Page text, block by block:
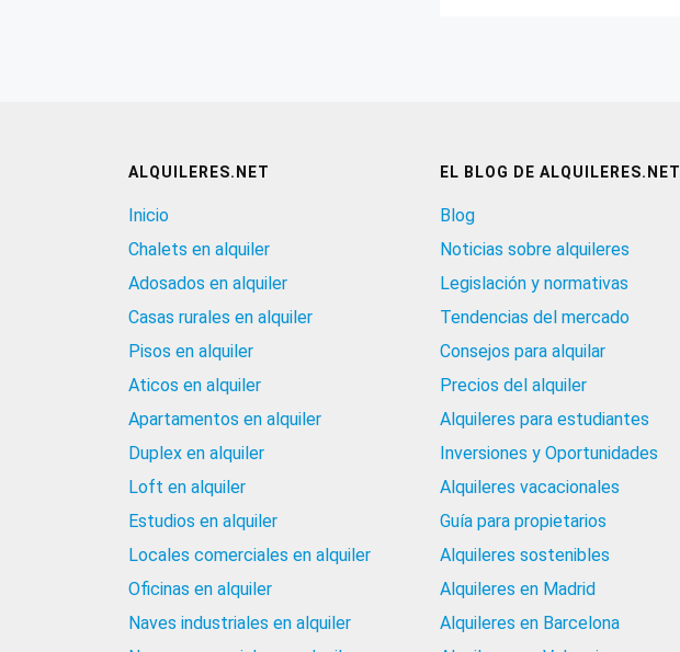
ALQUILERES.NET
Inicio
Chalets en alquiler
Adosados en alquiler
Casas rurales en alquiler
Pisos en alquiler
Aticos en alquiler
Apartamentos en alquiler
Duplex en alquiler
Loft en alquiler
Estudios en alquiler
Locales comerciales en alquiler
Oficinas en alquiler
Naves industriales en alquiler
EL BLOG DE ALQUILERES.NET
Blog
Noticias sobre alquileres
Legislación y normativas
Tendencias del mercado
Consejos para alquilar
Precios del alquiler
Alquileres para estudiantes
Inversiones y Oportunidades
Alquileres vacacionales
Guía para propietarios
Alquileres sostenibles
Alquileres en Madrid
Alquileres en Barcelona